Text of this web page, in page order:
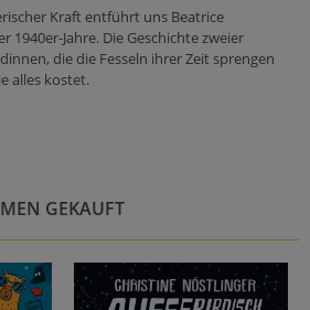
Kraft entführt uns Beatrice
1940er-Jahre. Die Geschichte zweier
die die Fesseln ihrer Zeit sprengen
alles kostet.
GEKAUFT